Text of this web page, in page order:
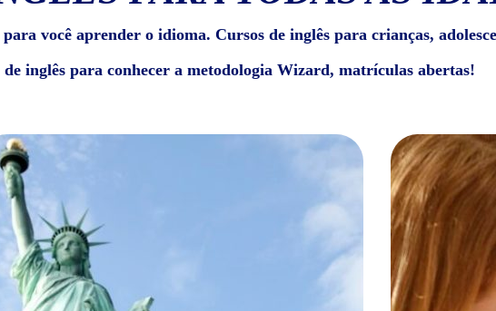
você aprender o idioma. Cursos de inglês para crianças,
inglês para conhecer a metodologia Wizard, matrículas abertas!